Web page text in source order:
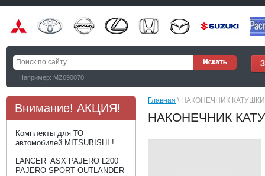
Например: MZ690070
Внимание! АКЦИЯ!
Комплекты для ТО
автомобилей MITSUBISHI !
LANCER ASX PAJERO L200
PAJERO SPORT OUTLANDER
Главная \ НАКОНЕЧНИК
НАКОНЕЧНИК